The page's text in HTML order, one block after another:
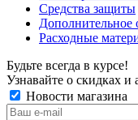
Средства защиты
Дополнительное
Расходные
Будьте всегда в курсе!
Узнавайте о скидках
Новости магазина